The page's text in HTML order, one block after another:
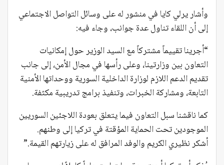
وأشار يرلي كايا في منشور له على وسائل التواصل الاجتماعي
إلى أن اللقاء تناول عدة جوانب، وجاء فيه:
“أجرينا تقييماً مشتركاً مع السيد الوزير حول إمكانيات
التعاون بين وزارتينا، وعلى رأسها في مجال الأمن، إلى جانب
تقديم الدعم اللازم لوزارة الداخلية السورية ووحداتها الأمنية
التابعة، ومشاركة الخبرات، وتنفيذ برامج تدريبية مكثفة.
كما ناقشنا سبل التعاون فيما يتعلق بعودة اللاجئين السوريين
الموجودين تحت الحماية المؤقتة في تركيا إلى وطنهم.
أشكر نظيري الكريم والوفد المرافق له على زيارتهم القيمة.”